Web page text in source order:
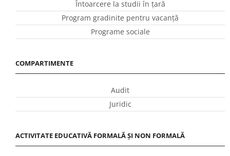
Întoarcere la studii în ţară
Program gradinite pentru vacanţă
Programe sociale
COMPARTIMENTE
Audit
Juridic
ACTIVITATE EDUCATIVĂ FORMALĂ ȘI NON FORMALĂ